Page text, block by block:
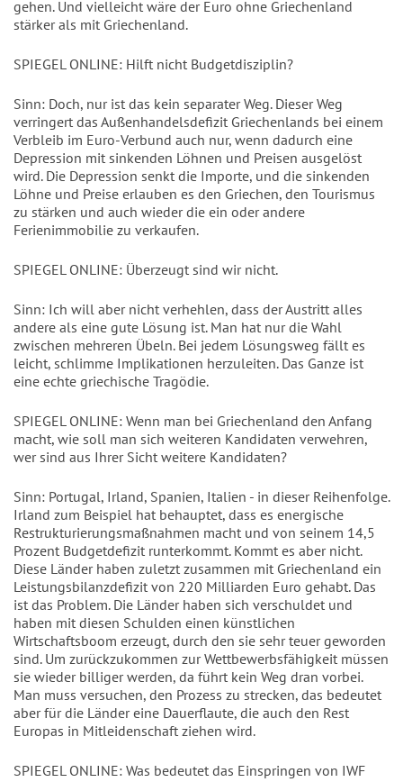
gehen. Und vielleicht wäre der Euro ohne Griechenland
stärker als mit Griechenland.
SPIEGEL ONLINE: Hilft nicht Budgetdisziplin?
Sinn: Doch, nur ist das kein separater Weg. Dieser Weg
verringert das Außenhandelsdefizit Griechenlands bei einem
Verbleib im Euro-Verbund auch nur, wenn dadurch eine
Depression mit sinkenden Löhnen und Preisen ausgelöst
wird. Die Depression senkt die Importe, und die sinkenden
Löhne und Preise erlauben es den Griechen, den Tourismus
zu stärken und auch wieder die ein oder andere
Ferienimmobilie zu verkaufen.
SPIEGEL ONLINE: Überzeugt sind wir nicht.
Sinn: Ich will aber nicht verhehlen, dass der Austritt alles
andere als eine gute Lösung ist. Man hat nur die Wahl
zwischen mehreren Übeln. Bei jedem Lösungsweg fällt es
leicht, schlimme Implikationen herzuleiten. Das Ganze ist
eine echte griechische Tragödie.
SPIEGEL ONLINE: Wenn man bei Griechenland den Anfang
macht, wie soll man sich weiteren Kandidaten verwehren,
wer sind aus Ihrer Sicht weitere Kandidaten?
Sinn: Portugal, Irland, Spanien, Italien - in dieser Reihenfolge.
Irland zum Beispiel hat behauptet, dass es energische
Restrukturierungsmaßnahmen macht und von seinem 14,5
Prozent Budgetdefizit runterkommt. Kommt es aber nicht.
Diese Länder haben zuletzt zusammen mit Griechenland ein
Leistungsbilanzdefizit von 220 Milliarden Euro gehabt. Das
ist das Problem. Die Länder haben sich verschuldet und
haben mit diesen Schulden einen künstlichen
Wirtschaftsboom erzeugt, durch den sie sehr teuer geworden
sind. Um zurückzukommen zur Wettbewerbsfähigkeit müssen
sie wieder billiger werden, da führt kein Weg dran vorbei.
Man muss versuchen, den Prozess zu strecken, das bedeutet
aber für die Länder eine Dauerflaute, die auch den Rest
Europas in Mitleidenschaft ziehen wird.
SPIEGEL ONLINE: Was bedeutet das Einspringen von IWF